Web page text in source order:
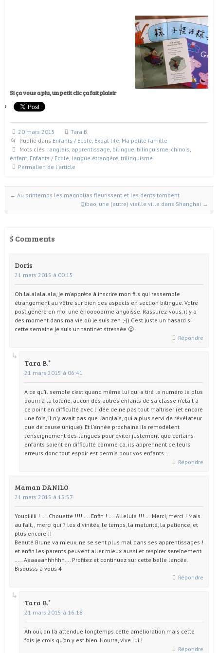
Si ça vous a plu, un petit clic ça fait plaisir
20 mars 2015
Tara B.
Publié dans Enfants / Ecole Expat life Ma petite famille
Mots clés : anglais apprentissage bilingue bilinguisme chinois
enfant Enfants / Ecole langue étrangère trilinguisme
Permalien de l'article
Naviguer dans les articles
← Au printemps les magnolias fleurissent et les dents tombent
Qibao, une (autre) vieille ville dans Shanghai →
5 Comments
Doris
21 mars 2015 à 00:15
Oh lalalalalala, je m’apprête à inscrire mon fils qui ressemble
étrangement au vôtre sur bien des aspects en section bilingue. Votre
post génère en moi une énooooorme angoisse. Rassurez-vous, il y a
des moment dans ma vie où je suis zen ;-)) C’est juste un hasard si
cette semaine je suis un tantinet stressée 😉
Répondre
Tara B.
21 mars 2015 à 06:41
A ce qu’il semble c’est quand même lui qui a tiré le numéro le plus
pourri à la loterie, aucun des autres enfants de sa classe n’était à
ce point en difficulté avec l’idée de ne pas tout maîtriser (et encore
une fois, il n’y avait pas que l’anglais, qui a plus servi de révélateur
que de cause unique). Et l’année prochaine ils remodèlent
l’enseignement des langues pour éviter justement que certains
enfants soient en difficulté comme ça, ils apprennent de leurs
erreurs donc tout espoir est permis pour vos enfants…
Répondre
Maman DANILO
21 mars 2015 à 15:57
Youpiiiiii ! …. Chouette !!!! …. Enfin ! …. Alleluia !!! ….Merci, merci ! Mais
au fait, , merci qui ? les divinités, le temps, la maturité, la patience, et
plus encore !!
Beauté Brune va mieux, ne se sent plus mal dans ses apprentissages !
et enfin les parents peuvent aller mieux aussi et respirer sereinement
….. Aaaaaahhhhhh…. Profitez et continuez sur cette belle lancée.
Bisousss à vous 4
Répondre
Tara B.
21 mars 2015 à 16:18
Ah oui, on l’a attendue longtemps cette amélioration mais cette
fois je crois qu’on y est bien. Hourra, vive lui !
Répondre